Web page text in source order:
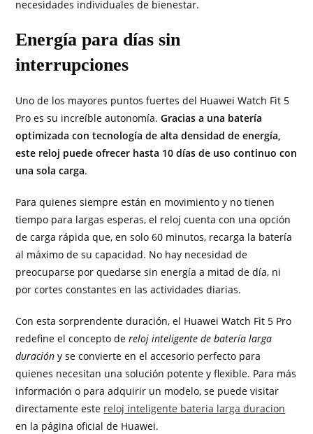
necesidades individuales de bienestar.
Energía para días sin
interrupciones
Uno de los mayores puntos fuertes del Huawei Watch Fit 5
Pro es su increíble autonomía.Gracias a una batería
optimizada con tecnología de alta densidad de energía,
este reloj puede ofrecer hasta 10 días de uso continuo con
una sola carga.
Para quienes siempre están en movimiento y no tienen
tiempo para largas esperas, el reloj cuenta con una opción
de carga rápida que, en solo 60 minutos, recarga la batería
al máximo de su capacidad. No hay necesidad de
preocuparse por quedarse sin energía a mitad de día, ni
por cortes constantes en las actividades diarias.
Con esta sorprendente duración, el Huawei Watch Fit 5 Pro
redefine el concepto dereloj inteligente de batería larga
duración y se convierte en el accesorio perfecto para
quienes necesitan una solución potente y flexible. Para más
información o para adquirir un modelo, se puede visitar
directamente este reloj inteligente bateria larga duracion
en la página oficial de Huawei.